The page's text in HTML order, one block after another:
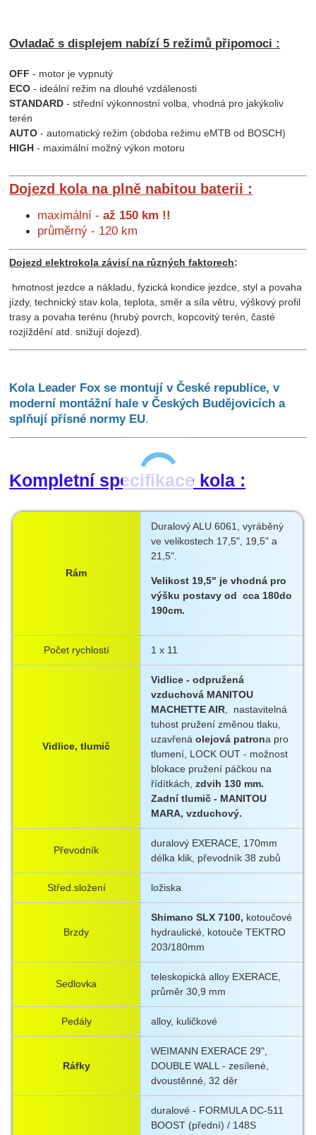
Ovladač s displejem nabízí 5 režimů připomoci :
OFF - motor je vypnutý
ECO - ideální režim na dlouhé vzdálenosti
STANDARD - střední výkonnostní volba, vhodná pro jakýkoliv
terén
AUTO - automatický režim (obdoba režimu eMTB od BOSCH)
HIGH - maximální možný výkon motoru
Dojezd kola na plně nabitou baterii :
maximální -až 150 km !!
průměrný - 120 km
Dojezd elektrokola závisí na různých faktorech:
hmotnost jezdce a nákladu, fyzická kondice jezdce, styl a povaha
jízdy, technický stav kola, teplota, směr a síla větru, výškový profil
trasy a povaha terénu (hrubý povrch, kopcovitý terén, časté
rozjíždění atd. snižují dojezd).
Kola Leader Fox se montují v České republice, v
moderní montážní hale v Českých Budějovicích a
splňují přísné normy EU.
Kompletní specifikace kola :
Rám
Duralový ALU 6061, vyráběný
ve velikostech 17,5", 19,5" a
21,5".
Velikost 19,5" je vhodná pro
výšku postavy od cca 180do
190cm.
Počet rychlostí 1 x 11
Vidlice, tlumič
Vidlice - odpružená
vzduchová MANITOU
MACHETTE AIR , nastavitelná
tuhost pružení změnou tlaku,
uzavřenáolejová patrona pro
tlumení, LOCK OUT - možnost
blokace pružení páčkou na
řídítkách,zdvih 130 mm.
Zadní tlumič - MANITOU
MARA, vzduchový.
Převodník
duralový EXERACE, 170mm
délka klik, převodník 38 zubů
Střed.složení ložiska
Brzdy
Shimano SLX 7100, kotoučové
hydraulické, kotouče TEKTRO
203/180mm
Sedlovka
teleskopická alloy EXERACE,
průměr 30,9 mm
Pedály alloy, kuličkové
Ráfky
WEIMANN EXERACE 29",
DOUBLE WALL - zesílené,
dvoustěnné, 32 děr
duralové - FORMULA DC-511
BOOST (přední) / 148S